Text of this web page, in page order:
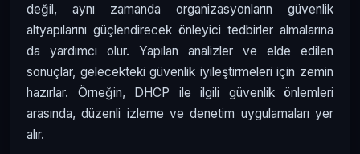
değil, aynı zamanda organizasyonların güvenlik
altyapılarını güçlendirecek önleyici tedbirler almalarına
da yardımcı olur. Yapılan analizler ve elde edilen
sonuçlar, gelecekteki güvenlik iyileştirmeleri için zemin
hazırlar. Örneğin, DHCP ile ilgili güvenlik önlemleri
arasında, düzenli izleme ve denetim uygulamaları yer
alır.